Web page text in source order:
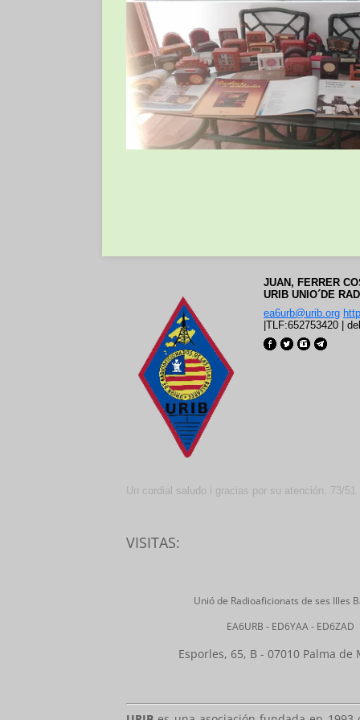
JUAN, FERRER
URIB UNIO´DE
ea6urb@urib.org
|TLF:652753420 |
Un cordial saludo i gracias por su atención. 73/51
VISITAS:
Unió de Radioaficionats de ses Illes
EA6URB - ED6YAA - ED6ZAD
Esporles, 65, B - 07010 Palma de